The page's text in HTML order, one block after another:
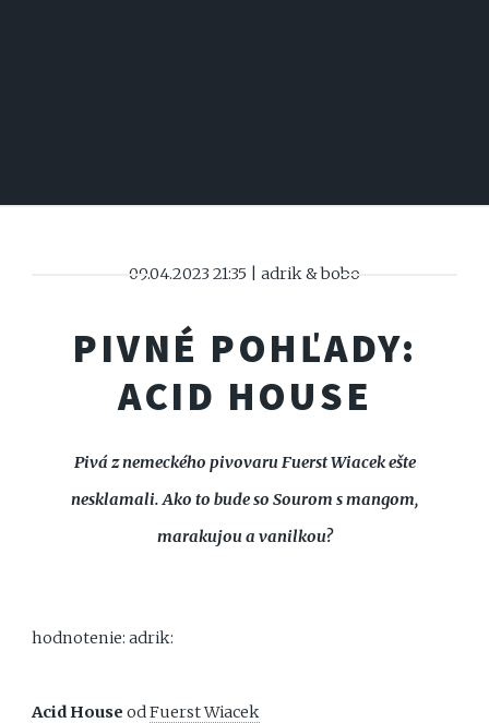
09.04.2023 21:35 | adrik & bobo
PIVNÉ POHĽADY:
ACID HOUSE
Pivá z nemeckého pivovaru Fuerst Wiacek ešte
nesklamali. Ako to bude so Sourom s mangom,
marakujou a vanilkou?
hodnotenie: adrik:
Acid House odFuerst Wiacek